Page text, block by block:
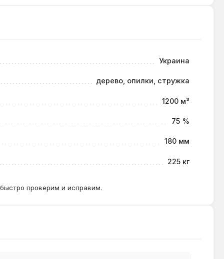
продуктов сгорания.
сажи в дымоходе увеличивается.
Украина
дерево, опилки, стружка
1200 м³
75 %
180 мм
225 кг
проверим и исправим.